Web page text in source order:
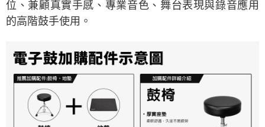
位、兼顧真實手感、專業音色、舞台表現與錄音應用
的高階鼓手使用。